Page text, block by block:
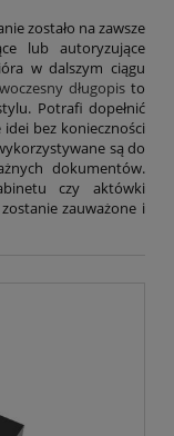
zostało na zawsze
lub autoryzujące
w dalszym ciągu
długopis to
Potrafi dopełnić
bez konieczności
są do
dokumentów.
czy aktówki
zauważone i